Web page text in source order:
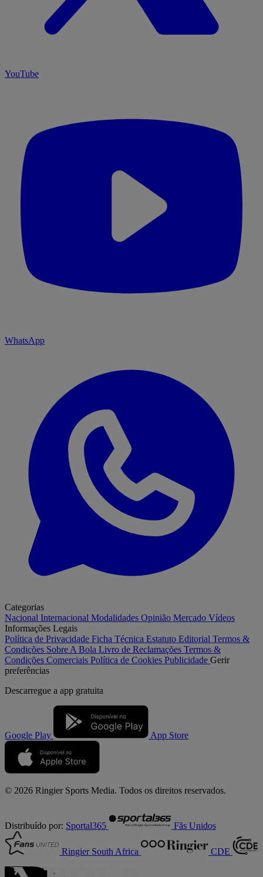
YouTube
WhatsApp
Categorias
Nacional Internacional Modalidades Opinião Mercado Vídeos
Informações Legais
Política de Privacidade Ficha Técnica Estatuto Editorial Termos &
Condições Sobre A Bola Livro de Reclamações Termos &
Condições Comerciais Política de Cookies Publicidade Gerir
preferências
Descarregue a app gratuita
Google Play App Store
© 2026 Ringier Sports Media. Todos os direitos reservados.
Distribuído por: Sportal365 Fãs Unidos
Ringier South Africa CDE